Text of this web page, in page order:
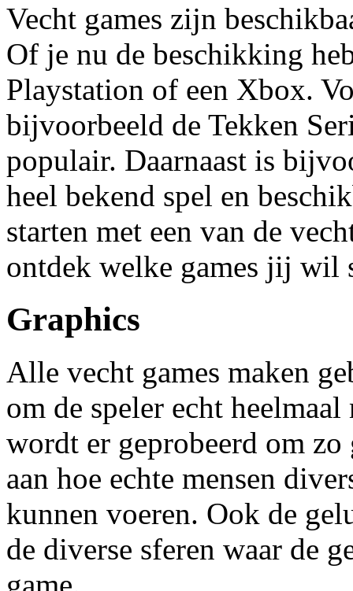
Vecht games zijn
Of je nu de beschikking
Playstation of een Xbox.
bijvoorbeeld de Tekken
populair. Daarnaast is
heel bekend spel en
starten met een van de
ontdek welke games jij wil
Graphics
Alle vecht games maken
om de speler echt
wordt er geprobeerd om
aan hoe echte mensen
kunnen voeren. Ook de
de diverse sferen waar de
game.